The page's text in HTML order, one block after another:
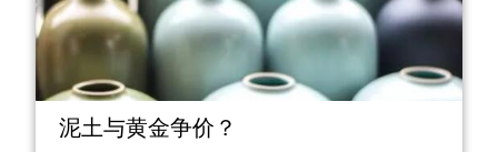
泥土与黄金争价？